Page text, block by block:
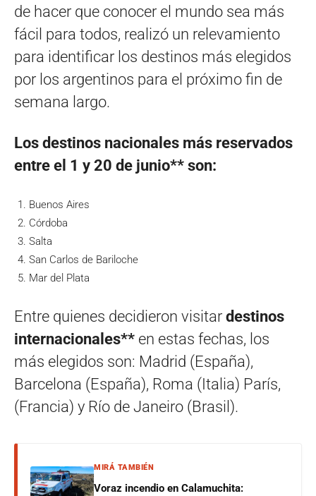
de hacer que conocer el mundo sea más
fácil para todos, realizó un relevamiento
para identificar los destinos más elegidos
por los argentinos para el próximo fin de
semana largo.
Los destinos nacionales más reservados
entre el 1 y 20 de junio** son:
Buenos Aires
Córdoba
Salta
San Carlos de Bariloche
Mar del Plata
Entre quienes decidieron visitar destinos
internacionales** en estas fechas, los
más elegidos son: Madrid (España),
Barcelona (España), Roma (Italia) París,
(Francia) y Río de Janeiro (Brasil).
MIRÁ TAMBIÉN
Voraz incendio en Calamuchita: